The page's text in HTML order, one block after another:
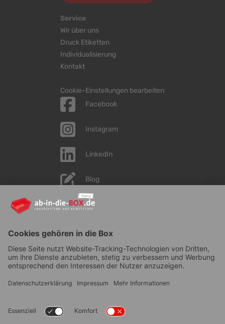
Service
Wir über uns
Druck Etiketten
Individualisierung
Kontakt
Cookie-Einstellungen bearbeiten
Facebook
Instagram
LinkedIn
Blog
YouTube